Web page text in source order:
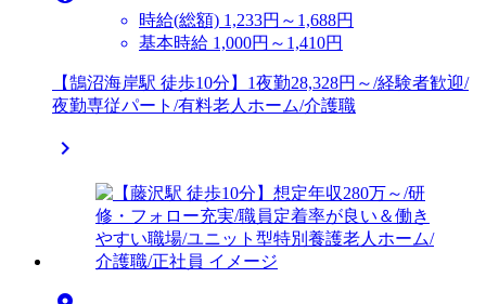
時給(総額) 1,233円～1,688円
基本時給 1,000円～1,410円
【鵠沼海岸駅 徒歩10分】1夜勤28,328円～/経験者歓迎/
夜勤専従パート/有料老人ホーム/介護職
